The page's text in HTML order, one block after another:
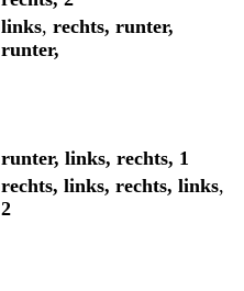
links, rechts, runter,
runter,
runter, links, rechts, 1
rechts, links, rechts, links,
2